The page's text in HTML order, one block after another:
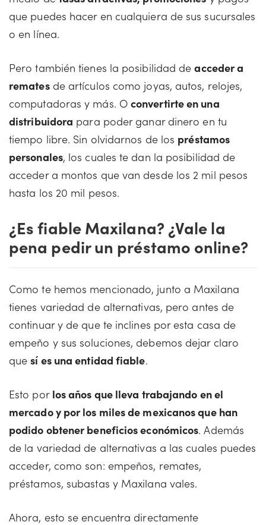
que puedes hacer en cualquiera de sus sucursales
o en línea.
Pero también tienes la posibilidad deacceder a
rematesde artículos como joyas, autos, relojes,
computadoras y más. O convertirte en una
distribuidora para poder ganar dinero en tu
tiempo libre. Sin olvidarnos de los préstamos
personales, los cuales te dan la posibilidad de
acceder a montos que van desde los 2 mil pesos
hasta los 20 mil pesos.
¿Es fiable Maxilana? ¿Vale la
pena pedir un préstamo online?
Como te hemos mencionado, junto a Maxilana
tienes variedad de alternativas, pero antes de
continuar y de que te inclines por esta casa de
empeño y sus soluciones, debemos dejar claro
quesí es una entidad fiable.
Esto por los años que lleva trabajando en el
mercado y por los miles de mexicanos que han
podido obtener beneficios económicos. Además
de la variedad de alternativas a las cuales puedes
acceder, como son: empeños, remates,
préstamos, subastas y Maxilana vales.
Ahora, esto se encuentra directamente